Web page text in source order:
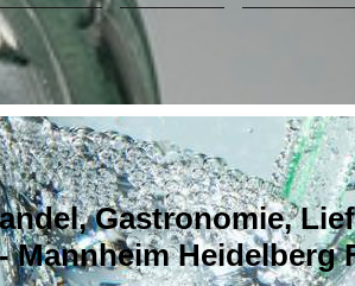
Gastronomie,
- Mannheim Heidelberg